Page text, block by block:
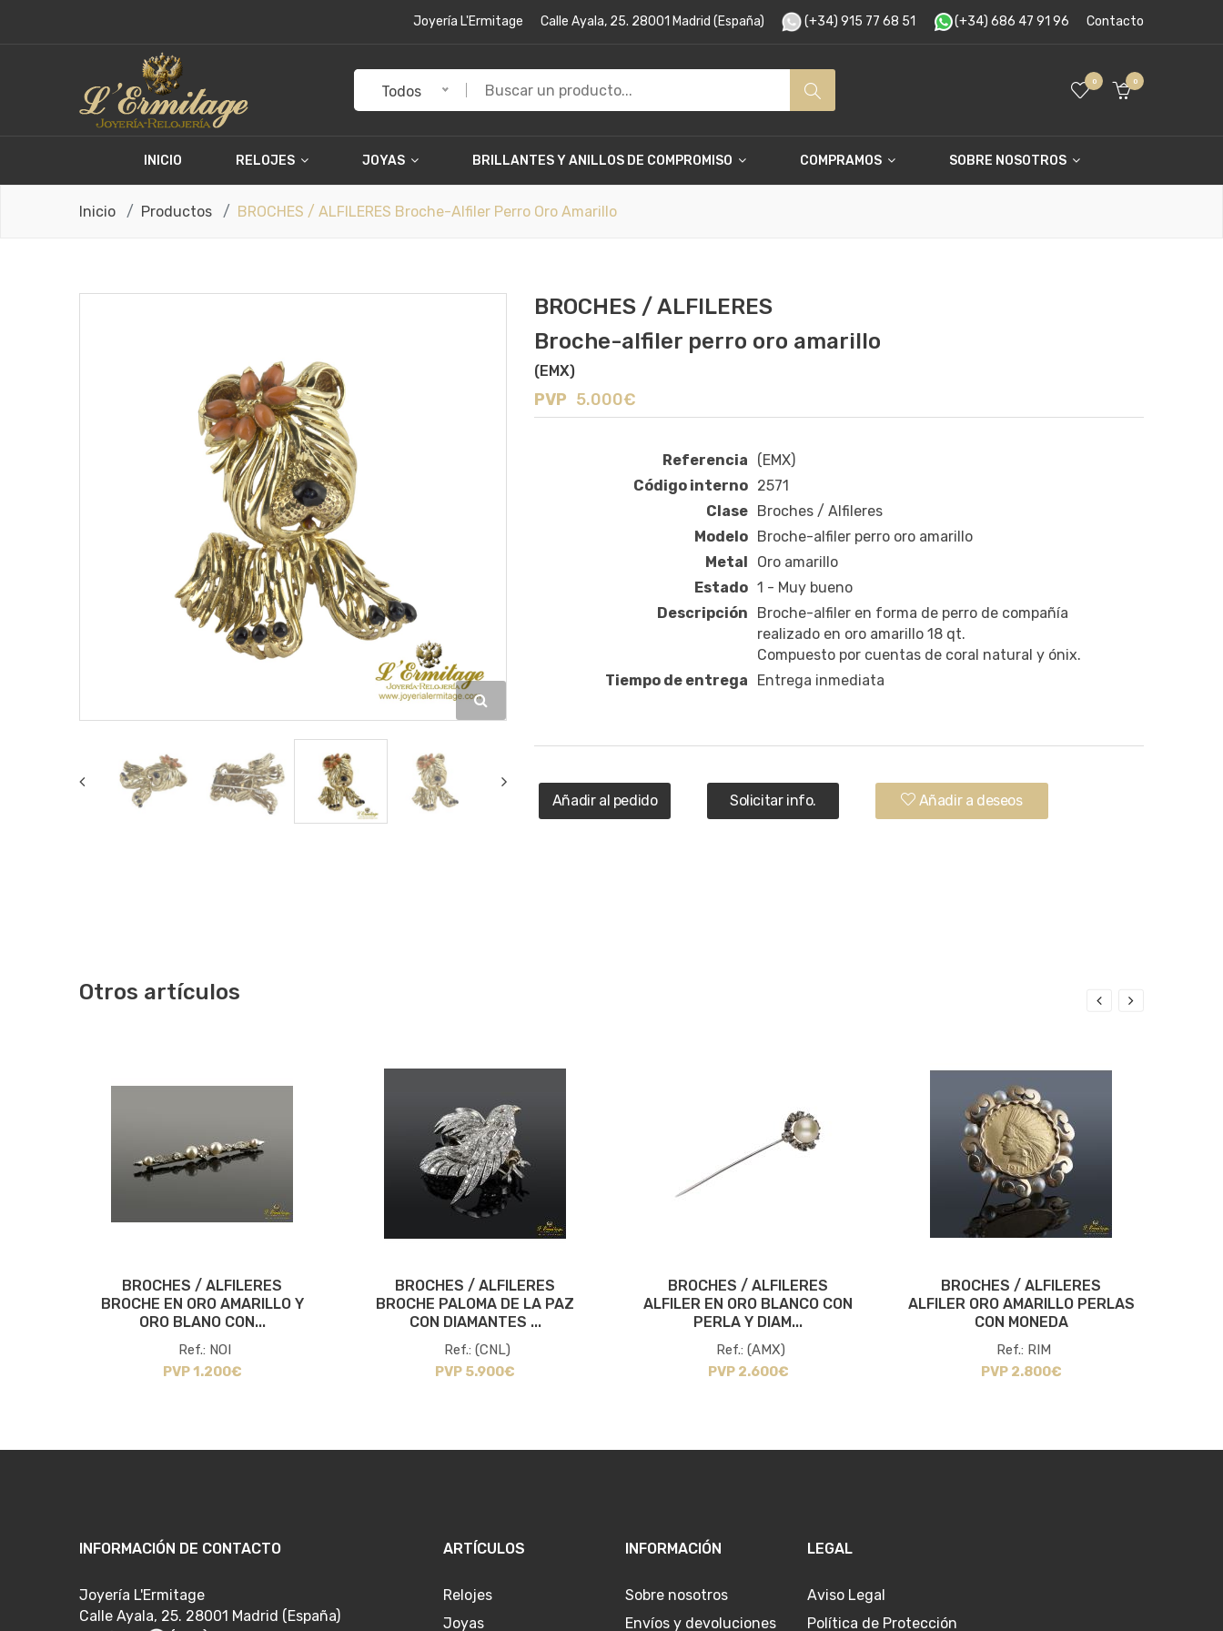
Joyería L'Ermitage Calle Ayala, 25. 28001 Madrid (España) (+34) 915 77 68 51 (+34) 686 47 91 96 Contacto
Todos
0 0
INICIO RELOJES JOYAS BRILLANTES Y ANILLOS DE COMPROMISO COMPRAMOS SOBRE NOSOTROS
Inicio Productos BROCHES / ALFILERES Broche-Alfiler Perro Oro Amarillo
BROCHES / ALFILERES
Broche-alfiler perro oro amarillo
(EMX)
PVP 5.000€
Referencia
(EMX)
Código interno
2571
Clase
Broches / Alfileres
Modelo
Broche-alfiler perro oro amarillo
Metal
Oro amarillo
Estado 1 - Muy bueno
Descripción
Broche-alfiler en forma de perro de compañía
realizado en oro amarillo 18 qt.
Compuesto por cuentas de coral natural y ónix.
Tiempo de entrega
Entrega inmediata
Añadir al pedido Solicitar info. Añadir a deseos
Otros artículos
BROCHES / ALFILERES
BROCHE EN ORO AMARILLO Y
ORO BLANO CON...
Ref.: NOI
PVP 1.200€
BROCHES / ALFILERES
BROCHE PALOMA DE LA PAZ
CON DIAMANTES ...
Ref.: (CNL)
PVP 5.900€
BROCHES / ALFILERES
ALFILER EN ORO BLANCO CON
PERLA Y DIAM...
Ref.: (AMX)
PVP 2.600€
BROCHES / ALFILERES
ALFILER ORO AMARILLO PERLAS
CON MONEDA
Ref.: RIM
PVP 2.800€
INFORMACIÓN DE CONTACTO
Joyería L'Ermitage
Calle Ayala, 25. 28001 Madrid (España)
ARTÍCULOS
Relojes
Joyas
INFORMACIÓN
Sobre nosotros
Envíos y devoluciones
LEGAL
Aviso Legal
Política de Protección